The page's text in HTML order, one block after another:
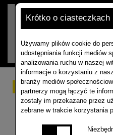
Krótko o ciasteczkach
Używamy plików cookie do
udostępniania funkcji mediów
analizowania ruchu w naszej
informacje o korzystaniu z
branży mediów
partnerzy mogą łączyć te
zostały im przekazane przez
zebrane w trakcie korzystania
Rzepak -
plantacji